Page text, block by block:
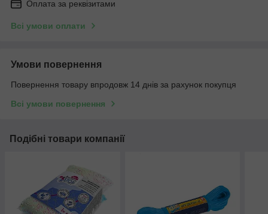
Оплата за реквізитами
Всі умови оплати
Умови повернення
Повернення товару впродовж 14 днів за рахунок покупця
Всі умови повернення
Подібні товари компанії